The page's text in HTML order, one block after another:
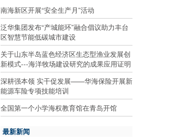
南海新区开展“安全生产月”活动
泛华集团发布“产城能环”融合倡议助力丰台
区智慧节能低碳城市建设
关于山东半岛蓝色经济区生态型渔业发展创
新模式---海洋牧场建设研究的成果应用证明
深耕强本领 实干促发展——华海保险开展新
能源车险专项技能培训
全国第一个小学海权教育馆在青岛开馆
最新新闻